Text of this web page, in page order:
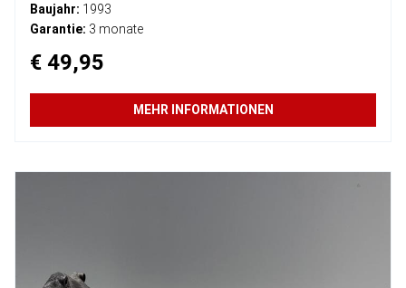
Baujahr: 1993
Garantie: 3 monate
€ 49,95
MEHR INFORMATIONEN